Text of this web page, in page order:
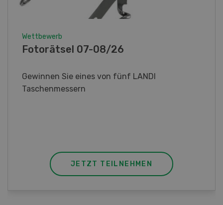
Know-how-Wettbewerb 07-08/26
Gewinnen Sie ein Elektrofahrzeug HDK Express
Work oder einen von drei attraktiven
JETZT TEILNEHMEN